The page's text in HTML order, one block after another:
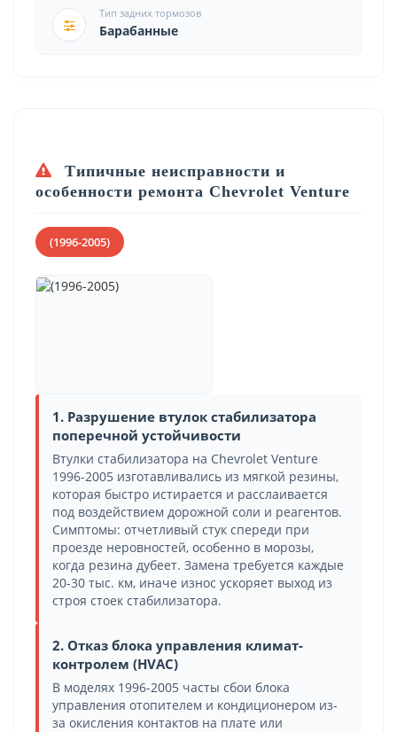
Тип задних тормозов
Барабанные
Типичные неисправности и
особенности ремонта Chevrolet Venture
(1996-2005)
1. Разрушение втулок стабилизатора
поперечной устойчивости
Втулки стабилизатора на Chevrolet Venture
1996-2005 изготавливались из мягкой резины,
которая быстро истирается и расслаивается
под воздействием дорожной соли и реагентов.
Симптомы: отчетливый стук спереди при
проезде неровностей, особенно в морозы,
когда резина дубеет. Замена требуется каждые
20-30 тыс. км, иначе износ ускоряет выход из
строя стоек стабилизатора.
2. Отказ блока управления климат-
контролем (HVAC)
В моделях 1996-2005 часты сбои блока
управления отопителем и кондиционером из-
за окисления контактов на плате или